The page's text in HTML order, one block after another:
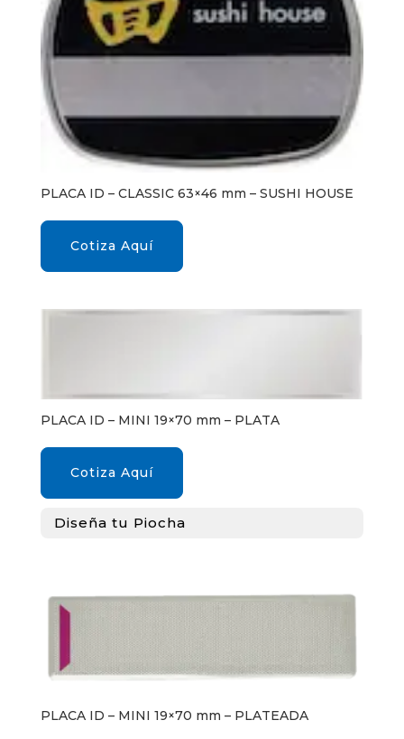
PLACA ID – CLASSIC 63×46 mm – SUSHI HOUSE
Cotiza Aquí
PLACA ID – MINI 19×70 mm – PLATA
Cotiza Aquí
Diseña tu Piocha
PLACA ID – MINI 19×70 mm – PLATEADA